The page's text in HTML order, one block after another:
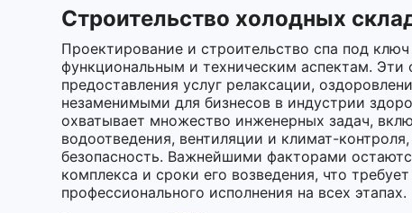
Строительство холодных
Проектирование и строительство спа под
функциональным и техническим аспектам. Эти
предоставления услуг релаксации,
незаменимыми для бизнесов в индустрии
охватывает множество инженерных задач,
водоотведения, вентиляции и климат-
безопасность. Важнейшими факторами
комплекса и сроки его возведения, что
профессионального исполнения на всех этапах.